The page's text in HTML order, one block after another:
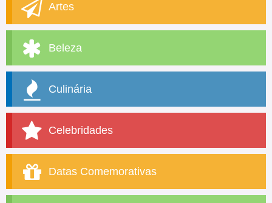
Artes
Beleza
Culinária
Celebridades
Datas Comemorativas